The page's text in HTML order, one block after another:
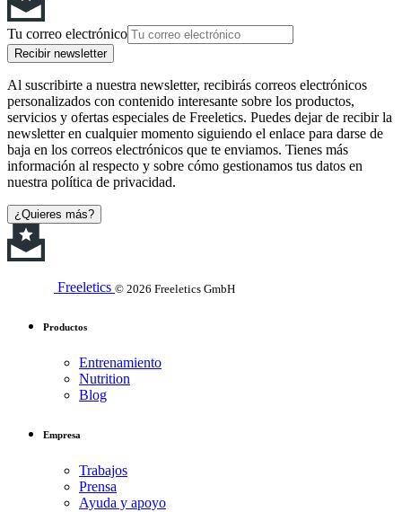
Tu correo electrónico
Recibir newsletter
Al suscribirte a nuestra newsletter, recibirás correos electrónicos
personalizados con contenido interesante sobre los productos,
servicios y ofertas especiales de Freeletics. Puedes dejar de recibir la
newsletter en cualquier momento siguiendo el enlace para darse de
baja en los correos electrónicos que te enviamos. Tienes más
información al respecto y sobre cómo gestionamos tus datos en
nuestra política de privacidad.
¿Quieres más?
Freeletics © 2026 Freeletics GmbH
Productos
Entrenamiento
Nutrition
Blog
Empresa
Trabajos
Prensa
Ayuda y apoyo